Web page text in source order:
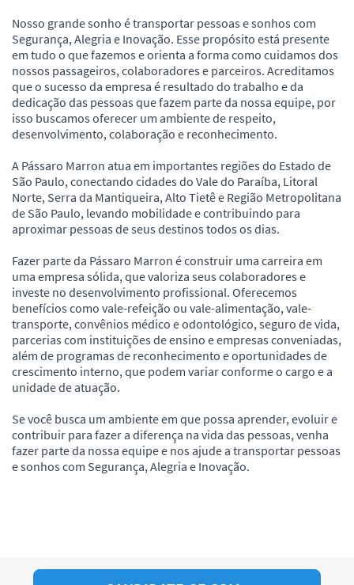
Nosso grande sonho é transportar pessoas e sonhos com
Segurança, Alegria e Inovação. Esse propósito está presente
em tudo o que fazemos e orienta a forma como cuidamos dos
nossos passageiros, colaboradores e parceiros. Acreditamos
que o sucesso da empresa é resultado do trabalho e da
dedicação das pessoas que fazem parte da nossa equipe, por
isso buscamos oferecer um ambiente de respeito,
desenvolvimento, colaboração e reconhecimento.
A Pássaro Marron atua em importantes regiões do Estado de
São Paulo, conectando cidades do Vale do Paraíba, Litoral
Norte, Serra da Mantiqueira, Alto Tietê e Região Metropolitana
de São Paulo, levando mobilidade e contribuindo para
aproximar pessoas de seus destinos todos os dias.
Fazer parte da Pássaro Marron é construir uma carreira em
uma empresa sólida, que valoriza seus colaboradores e
investe no desenvolvimento profissional. Oferecemos
benefícios como vale-refeição ou vale-alimentação, vale-
transporte, convênios médico e odontológico, seguro de vida,
parcerias com instituições de ensino e empresas conveniadas,
além de programas de reconhecimento e oportunidades de
crescimento interno, que podem variar conforme o cargo e a
unidade de atuação.
Se você busca um ambiente em que possa aprender, evoluir e
contribuir para fazer a diferença na vida das pessoas, venha
fazer parte da nossa equipe e nos ajude a transportar pessoas
e sonhos com Segurança, Alegria e Inovação.